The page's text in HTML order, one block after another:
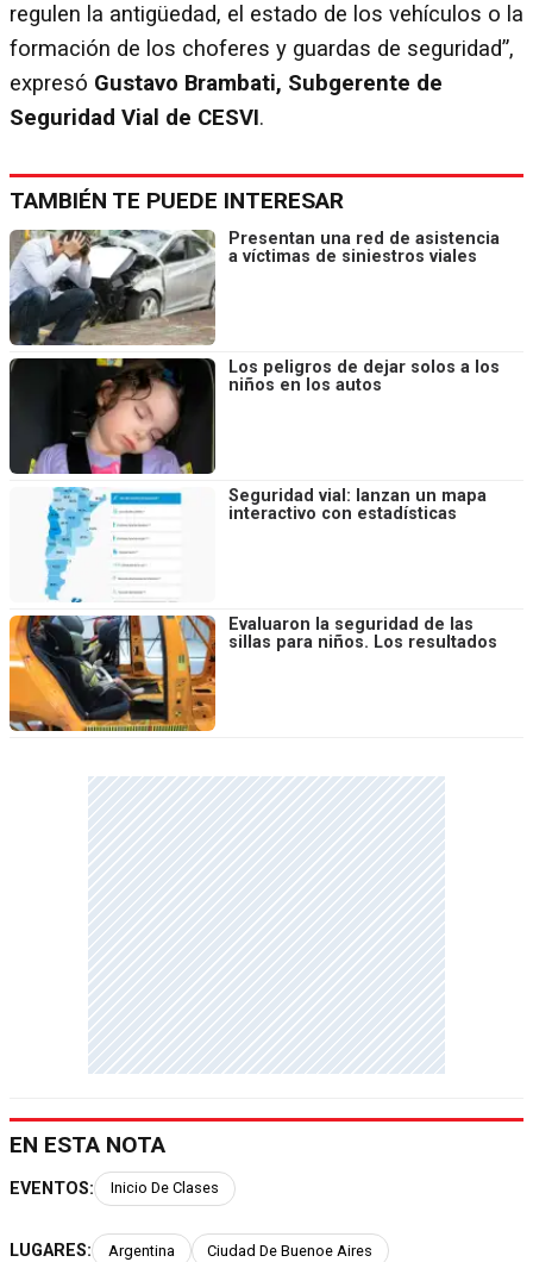
regulen la antigüedad, el estado de los vehículos o la
formación de los choferes y guardas de seguridad”,
expresó Gustavo Brambati, Subgerente de
Seguridad Vial de CESVI.
TAMBIÉN TE PUEDE INTERESAR
Presentan una red de asistencia
a víctimas de siniestros viales
Los peligros de dejar solos a los
niños en los autos
Seguridad vial: lanzan un mapa
interactivo con estadísticas
Evaluaron la seguridad de las
sillas para niños. Los resultados
EN ESTA NOTA
EVENTOS: Inicio De Clases
LUGARES: Argentina Ciudad De Buenoe Aires